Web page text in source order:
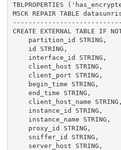
TBLPROPERTIES
MSCK REPAIR TABLE
CREATE EXTERNAL TABLE
    partition_id STRING,
    id STRING,
    interface_id STRING,
    client_host STRING,
    client_port STRING,
    begin_time STRING,
    end_time STRING,
    client_host_name STRING,
    instance_id STRING,
    instance_name STRING,
    proxy_id STRING,
    sniffer_id STRING,
    server_host STRING,